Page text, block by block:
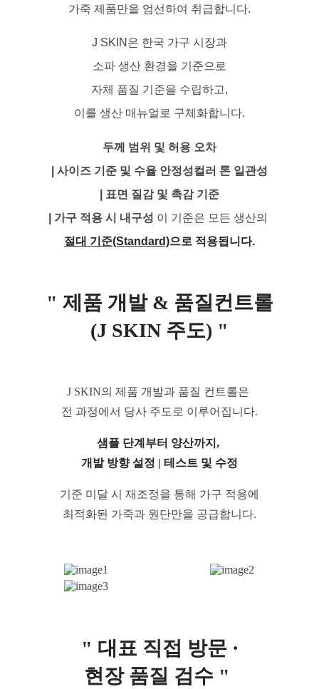
가죽 제품만을 엄선하여 취급합니다.
J SKIN은 한국 가구 시장과
소파 생산 환경을 기준으로
자체 품질 기준을 수립하고,
이를 생산 매뉴얼로 구체화합니다.
두께 범위 및 허용 오차
| 사이즈 기준 및 수율 안정성컬러 톤 일관성
| 표면 질감 및 촉감 기준
| 가구 적용 시 내구성 이 기준은 모든 생산의
절대 기준(Standard)으로 적용됩니다.
" 제품 개발 & 품질컨트롤
(J SKIN 주도) "
J SKIN의 제품 개발과 품질 컨트롤은
전 과정에서 당사 주도로 이루어집니다.
샘플 단계부터 양산까지,
개발 방향 설정 | 테스트 및 수정
기준 미달 시 재조정을 통해 가구 적용에
최적화된 가죽과 원단만을 공급합니다.
" 대표 직접 방문 ·
현장 품질 검수 "